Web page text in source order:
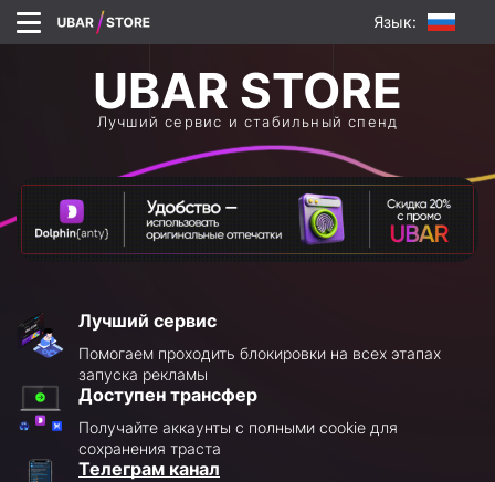
Язык:
Лучший сервис и стабильный спенд
Лучший сервис
Помогаем проходить блокировки на всех этапах
запуска рекламы
Доступен трансфер
Получайте аккаунты с полными cookie для
сохранения траста
Телеграм канал